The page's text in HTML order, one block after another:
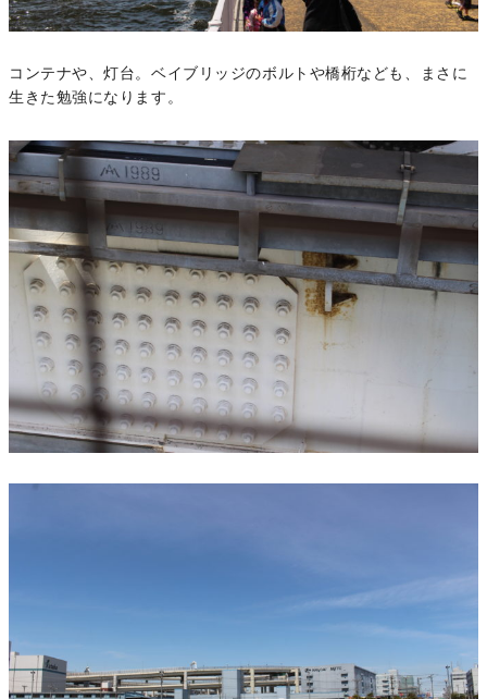
コンテナや、灯台。ベイブリッジのボルトや橋桁なども、まさに
生きた勉強になります。